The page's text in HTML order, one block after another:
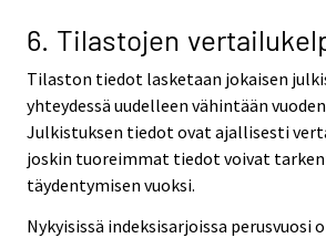
6. Tilastojen
Tilaston tiedot lasketaan jokaisen
yhteydessä uudelleen vähintään
Julkistuksen tiedot ovat ajallisesti
joskin tuoreimmat tiedot voivat
täydentymisen vuoksi.
Nykyisissä indeksisarjoissa perusvuosi